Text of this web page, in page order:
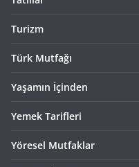
Turizm
Türk Mutfağı
Yaşamın İçinden
Yemek Tarifleri
Yöresel Mutfaklar